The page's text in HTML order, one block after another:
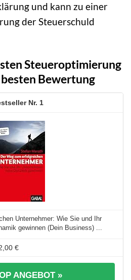
und kann zu einer
der Steuerschuld
Steueroptimierung
Bewertung
1
Unternehmer: Wie Sie und Ihr
gewinnen (Dein Business) ...
€
ANGEBOT »